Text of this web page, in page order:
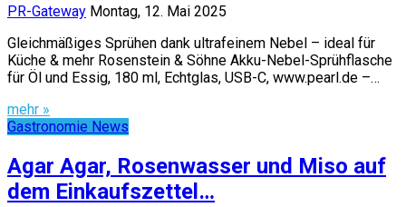
PR-Gateway Montag, 12. Mai 2025
Gleichmäßiges Sprühen dank ultrafeinem Nebel – ideal für
Küche & mehr Rosenstein & Söhne Akku-Nebel-Sprühflasche
für Öl und Essig, 180 ml, Echtglas, USB-C, www.pearl.de –…
mehr »
Gastronomie News
Agar Agar, Rosenwasser und Miso auf
dem Einkaufszettel…